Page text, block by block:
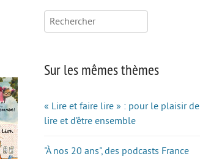
Rechercher :
Sur les mêmes thèmes
« Lire et faire lire » : pour le plaisir de
lire et d’être ensemble
"À nos 20 ans", des podcasts France